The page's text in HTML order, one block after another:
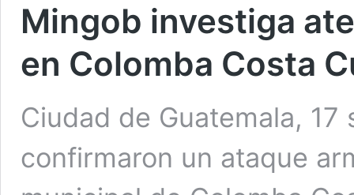
Mingob investiga
en Colomba Costa
Ciudad de Guatemala,
confirmaron un ataque